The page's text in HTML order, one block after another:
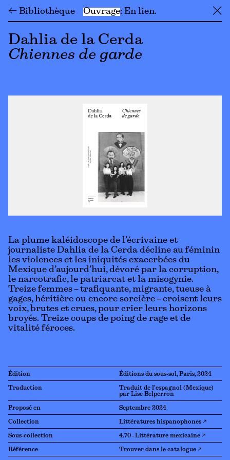
← Bibliothèque Ouvrage En lien ╳
Dahlia de la Cerda
Chiennes de garde
La plume kaléidoscope de l’écrivaine et
journaliste Dahlia de la Cerda décline au féminin
les violences et les iniquités exacerbées du
Mexique d’aujourd’hui, dévoré par la corruption,
le narcotrafic, le patriarcat et la misogynie.
Treize femmes – trafiquante, migrante, tueuse à
gages, héritière ou encore sorcière – croisent leurs
voix, brutes et crues, pour crier leurs horizons
broyés. Treize coups de poing de rage et de
vitalité féroces.
Édition Éditions du sous-sol, Paris, 2024
Traduction
Traduit de l'espagnol (Mexique)
par Lise Belperron
Proposé en Septembre 2024
Collection Littératures hispanophones ↗
Sous-collection 4.70 - Littérature mexicaine ↗
Référence Trouver dans le catalogue ↗